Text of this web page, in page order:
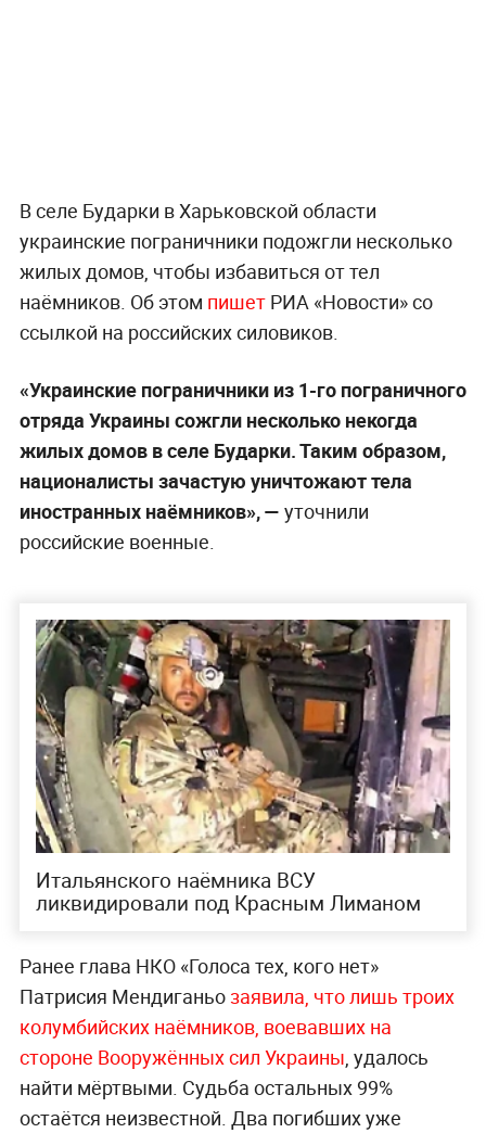
В селе Бударки в Харьковской области
украинские пограничники подожгли несколько
жилых домов, чтобы избавиться от тел
наёмников. Об этом пишетРИА «Новости» со
ссылкой на российских силовиков.
«Украинские пограничники из 1-го пограничного
отряда Украины сожгли несколько некогда
жилых домов в селе Бударки. Таким образом,
националисты зачастую уничтожают тела
иностранных наёмников», — уточнили
российские военные.
Итальянского наёмника ВСУ
ликвидировали под Красным Лиманом
Ранее глава НКО «Голоса тех, кого нет»
Патрисия Мендиганьозаявила, что лишь троих
колумбийских наёмников, воевавших на
стороне Вооружённых сил Украины, удалось
найти мёртвыми. Судьба остальных 99%
остаётся неизвестной. Два погибших уже